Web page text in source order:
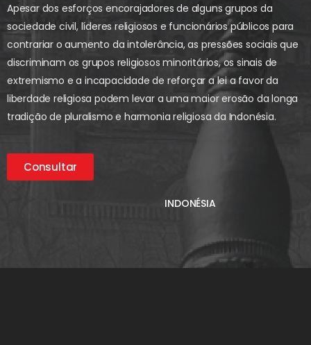
Apesar dos esforços encorajadores de alguns grupos da
sociedade civil, líderes religiosos e funcionários públicos para
contrariar o aumento da intolerância, as pressões sociais que
discriminam os grupos religiosos minoritários, os sinais de
extremismo e a incapacidade de reforçar a lei a favor da
liberdade religiosa podem levar a uma maior erosão da longa
tradição de pluralismo e harmonia religiosa da Indonésia.
Consultar
INDONÉSIA